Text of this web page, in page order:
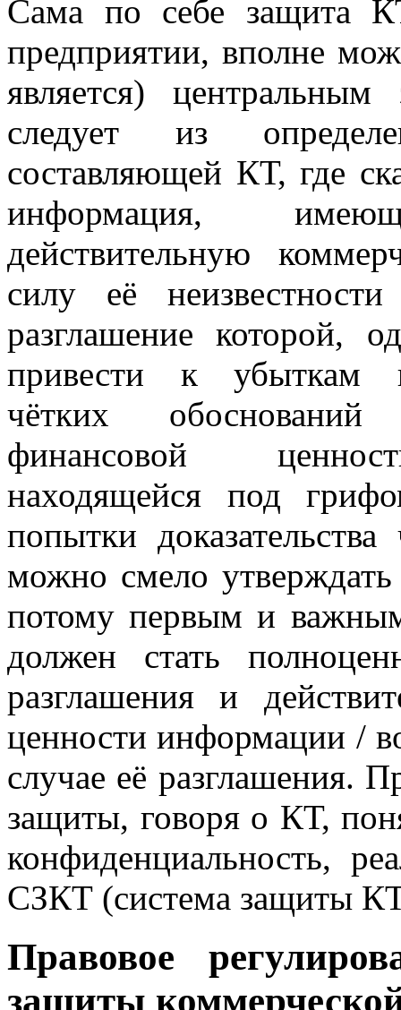
Сама по себе защита
предприятии, вполне
является)
следует из
составляющей КТ, где
информация,
действительную
силу её
разглашение которой,
привести к убыткам
чётких обоснований
финансовой
находящейся под
попытки
можно смело утверждать
потому первым и
должен стать
разглашения и
ценности информации /
случае её разглашения.
защиты, говоря о КТ,
конфиденциальность,
СЗКТ (система защиты
Правовое
защиты